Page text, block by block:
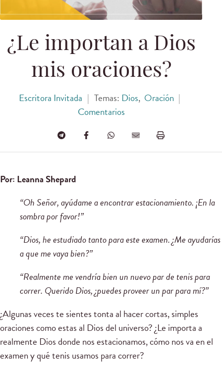
¿Le importan a Dios
mis oraciones?
Escritora Invitada | Temas: Dios, Oración |
Comentarios
Por: Leanna Shepard
“Oh Señor, ayúdame a encontrar estacionamiento. ¡En la
sombra por favor!”
“Dios, he estudiado tanto para este examen. ¿Me ayudarías
a que me vaya bien?”
“Realmente me vendría bien un nuevo par de tenis para
correr. Querido Dios, ¿puedes proveer un par para mí?”
¿Algunas veces te sientes tonta al hacer cortas, simples
oraciones como estas al Dios del universo? ¿Le importa a
realmente Dios donde nos estacionamos, cómo nos va en el
examen y qué tenis usamos para correr?